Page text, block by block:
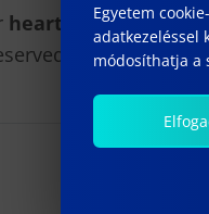
heartfelt
honor!
Egyetem
adatkezeléssel
módosíthatja a